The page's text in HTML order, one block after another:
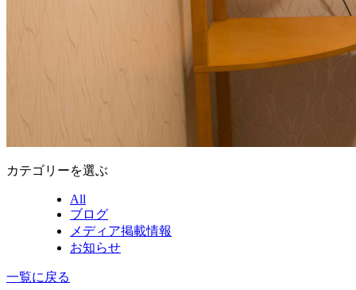
カテゴリーを選ぶ
All
ブログ
メディア掲載情報
お知らせ
一覧に戻る